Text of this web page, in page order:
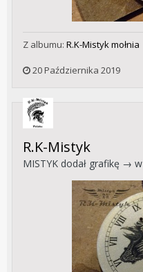
Z albumu: R.K-Mistyk mołnia
20 Października 2019
R.K-Mistyk
MISTYK dodał grafikę → w